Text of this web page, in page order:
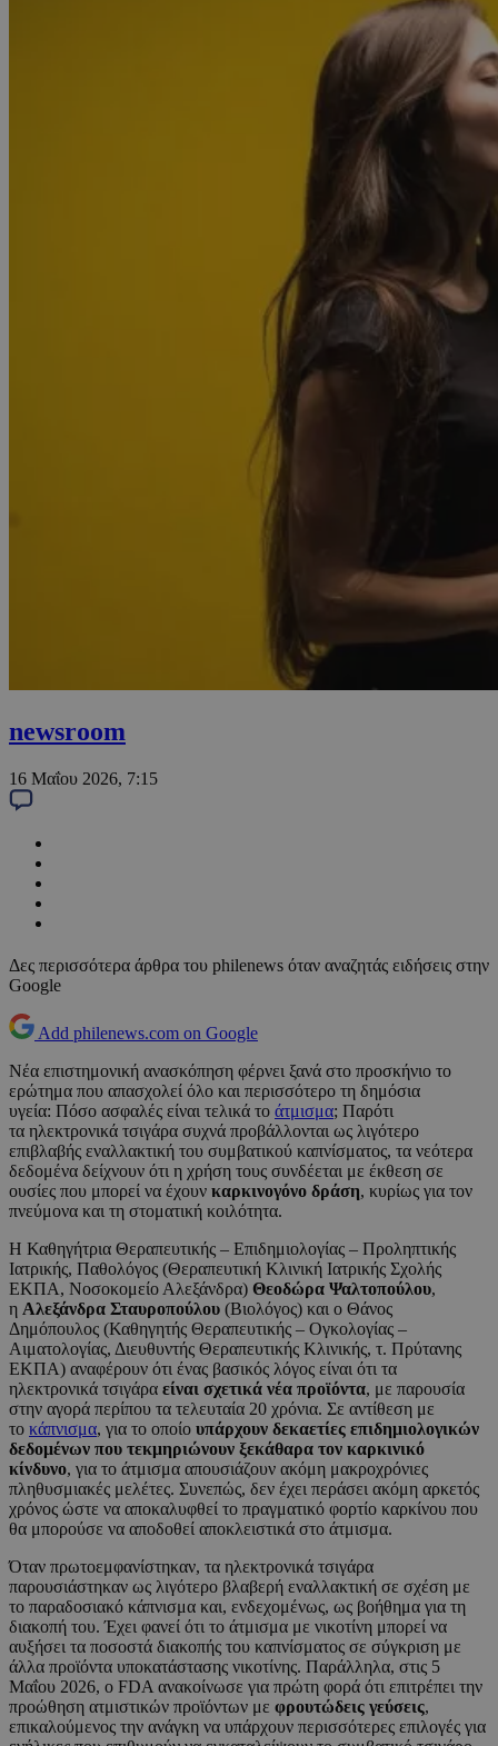
newsroom
16 Μαΐου 2026, 7:15
Δες περισσότερα άρθρα του philenews όταν αναζητάς ειδήσεις στην
Google
Add philenews.com on Google
Νέα επιστημονική ανασκόπηση φέρνει ξανά στο προσκήνιο το
ερώτημα που απασχολεί όλο και περισσότερο τη δημόσια
υγεία: Πόσο ασφαλές είναι τελικά το άτμισμα; Παρότι
τα ηλεκτρονικά τσιγάρα συχνά προβάλλονται ως λιγότερο
επιβλαβής εναλλακτική του συμβατικού καπνίσματος, τα νεότερα
δεδομένα δείχνουν ότι η χρήση τους συνδέεται με έκθεση σε
ουσίες που μπορεί να έχουν καρκινογόνο δράση, κυρίως για τον
πνεύμονα και τη στοματική κοιλότητα.
Η Καθηγήτρια Θεραπευτικής – Επιδημιολογίας – Προληπτικής
Ιατρικής, Παθολόγος (Θεραπευτική Κλινική Ιατρικής Σχολής
ΕΚΠΑ, Νοσοκομείο Αλεξάνδρα) Θεοδώρα Ψαλτοπούλου,
η Αλεξάνδρα Σταυροπούλου (Βιολόγος) και ο Θάνος
Δημόπουλος (Καθηγητής Θεραπευτικής – Ογκολογίας –
Αιματολογίας, Διευθυντής Θεραπευτικής Κλινικής, τ. Πρύτανης
ΕΚΠΑ) αναφέρουν ότι ένας βασικός λόγος είναι ότι τα
ηλεκτρονικά τσιγάρα είναι σχετικά νέα προϊόντα, με παρουσία
στην αγορά περίπου τα τελευταία 20 χρόνια. Σε αντίθεση με
το κάπνισμα, για το οποίο υπάρχουν δεκαετίες επιδημιολογικών
δεδομένων που τεκμηριώνουν ξεκάθαρα τον καρκινικό
κίνδυνο, για το άτμισμα απουσιάζουν ακόμη μακροχρόνιες
πληθυσμιακές μελέτες. Συνεπώς, δεν έχει περάσει ακόμη αρκετός
χρόνος ώστε να αποκαλυφθεί το πραγματικό φορτίο καρκίνου που
θα μπορούσε να αποδοθεί αποκλειστικά στο άτμισμα.
Όταν πρωτοεμφανίστηκαν, τα ηλεκτρονικά τσιγάρα
παρουσιάστηκαν ως λιγότερο βλαβερή εναλλακτική σε σχέση με
το παραδοσιακό κάπνισμα και, ενδεχομένως, ως βοήθημα για τη
διακοπή του. Έχει φανεί ότι το άτμισμα με νικοτίνη μπορεί να
αυξήσει τα ποσοστά διακοπής του καπνίσματος σε σύγκριση με
άλλα προϊόντα υποκατάστασης νικοτίνης. Παράλληλα, στις 5
Μαΐου 2026, ο FDA ανακοίνωσε για πρώτη φορά ότι επιτρέπει την
προώθηση ατμιστικών προϊόντων με φρουτώδεις γεύσεις,
επικαλούμενος την ανάγκη να υπάρχουν περισσότερες επιλογές για